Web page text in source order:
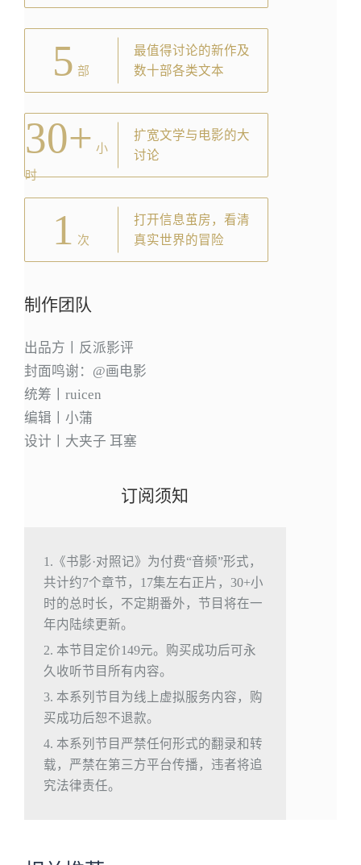
5 部
最值得讨论的新作及
数十部各类文本
30+ 小
时
扩宽文学与电影的大
讨论
1 次
打开信息茧房，看清
真实世界的冒险
制作团队
出品方丨反派影评
封面鸣谢：@画电影
统筹丨ruicen
编辑丨小蒲
设计丨大夹子 耳塞
订阅须知
1.《书影·对照记》为付费“音频”形式，
共计约7个章节，17集左右正片，30+小
时的总时长，不定期番外，节目将在一
年内陆续更新。
2. 本节目定价149元。购买成功后可永
久收听节目所有内容。
3. 本系列节目为线上虚拟服务内容，购
买成功后恕不退款。
4. 本系列节目严禁任何形式的翻录和转
载，严禁在第三方平台传播，违者将追
究法律责任。